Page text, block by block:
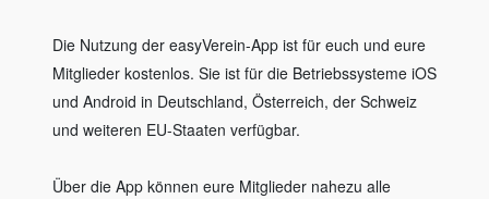
Die Nutzung der easyVerein-App ist für euch und eure
Mitglieder kostenlos. Sie ist für die Betriebssysteme iOS
und Android in Deutschland, Österreich, der Schweiz
und weiteren EU-Staaten verfügbar.
Über die App können eure Mitglieder nahezu alle